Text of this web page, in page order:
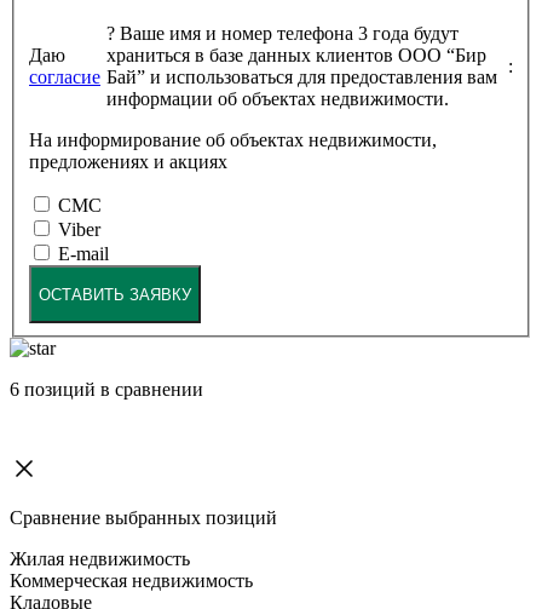
Даю
согласие
? Ваше имя и номер телефона 3 года будут
храниться в базе данных клиентов ООО “Бир
Бай” и использоваться для предоставления вам
информации об объектах недвижимости.
:
На информирование об объектах недвижимости,
предложениях и акциях
СМС
Viber
E-mail
ОСТАВИТЬ ЗАЯВКУ
6 позиций в сравнении
Сравнение выбранных позиций
Жилая недвижимость
Коммерческая недвижимость
Кладовые